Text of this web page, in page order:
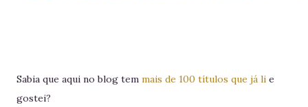
Sabia que aqui no blog tem mais de 100 títulos que já li e
gostei?